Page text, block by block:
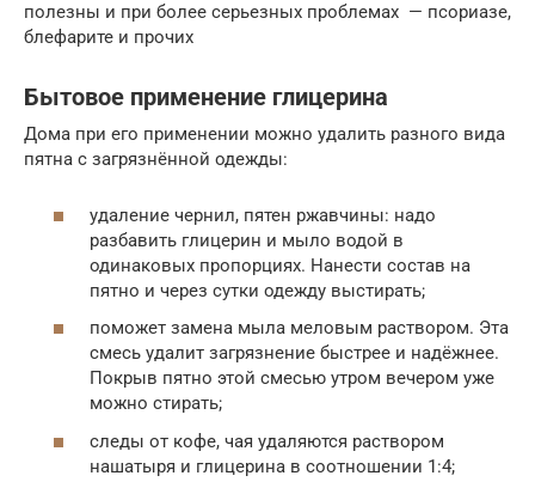
полезны и при более серьезных проблемах — псориазе,
блефарите и прочих
Бытовое применение глицерина
Дома при его применении можно удалить разного вида
пятна с загрязнённой одежды:
удаление чернил, пятен ржавчины: надо
разбавить глицерин и мыло водой в
одинаковых пропорциях. Нанести состав на
пятно и через сутки одежду выстирать;
поможет замена мыла меловым раствором. Эта
смесь удалит загрязнение быстрее и надёжнее.
Покрыв пятно этой смесью утром вечером уже
можно стирать;
следы от кофе, чая удаляются раствором
нашатыря и глицерина в соотношении 1:4;